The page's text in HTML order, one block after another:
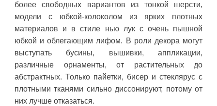
более свободных вариантов из тонкой шерсти,
модели с юбкой-колоколом из ярких плотных
материалов и в стиле нью лук с очень пышной
юбкой и облегающим лифом. В роли декора могут
выступать бусины, вышивки, аппликации,
различные орнаменты, от растительных до
абстрактных. Только пайетки, бисер и стеклярус с
плотными тканями сильно диссонируют, потому от
них лучше отказаться.